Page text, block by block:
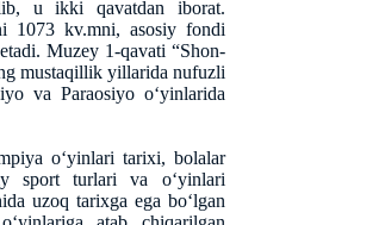
u ikki qavatdan iborat.
1073 kv.mni, asosiy fondi
Muzey 1-qavati “Shon-
mustaqillik yillarida nufuzli
va Paraosiyo o‘yinlarida
o‘yinlari tarixi, bolalar
sport turlari va o‘yinlari
uzoq tarixga ega bo‘lgan